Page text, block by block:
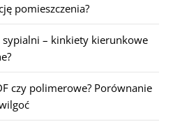
pomieszczenia?
– kinkiety kierunkowe
czy polimerowe? Porównanie